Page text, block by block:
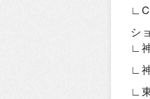
シ
∟
∟
∟